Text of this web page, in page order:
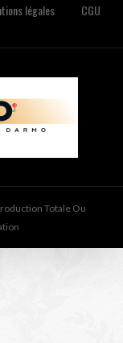
légales
CGU
Totale Ou